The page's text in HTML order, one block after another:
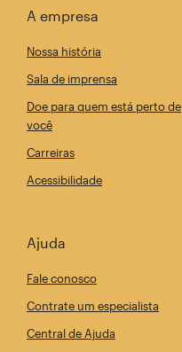
A empresa
Nossa história
Sala de imprensa
Doe para quem está perto de
você
Carreiras
Acessibilidade
Ajuda
Fale conosco
Contrate um especialista
Central de Ajuda